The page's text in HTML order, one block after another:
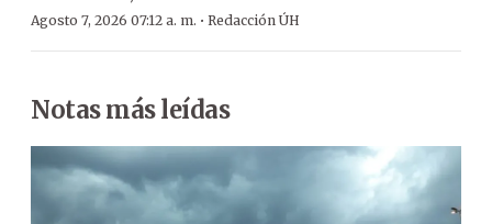
Agosto 7, 2026 07:12 a. m. · Redacción ÚH
Notas más leídas